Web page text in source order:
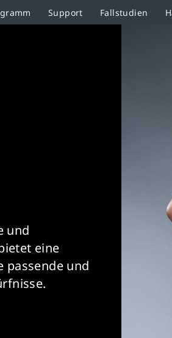
Support Fallstudien
und
eine
passende und